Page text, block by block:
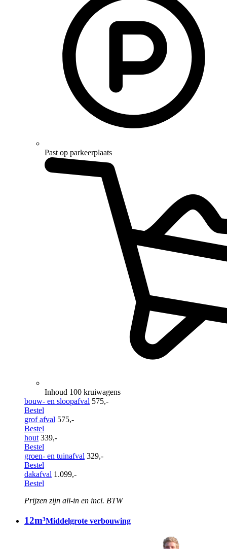
Past op parkeerplaats
Inhoud 100 kruiwagens
bouw- en sloopafval 575,-
Bestel
grof afval 575,-
Bestel
hout 339,-
Bestel
groen- en tuinafval 329,-
Bestel
dakafval 1.099,-
Bestel
Prijzen zijn all-in en incl. BTW
12m³Middelgrote verbouwing